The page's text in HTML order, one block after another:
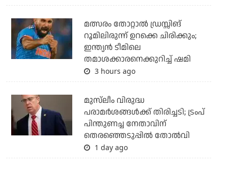
മത്സരം തോറ്റാല്‍ ഡ്രസ്സിങ്
റൂമിലിരുന്ന് ഉറക്കെ ചിരിക്കും;
ഇന്ത്യന്‍ ടീമിലെ
തമാശക്കാരനെക്കുറിച്ച് ഷമി
3 hours ago
മുസ്‌ലീം വിരുദ്ധ
പരാമര്‍ശങ്ങള്‍ക്ക് തിരിച്ചടി; ട്രംപ്
പിന്തുണച്ച നേതാവിന്
തെരഞ്ഞെടുപ്പില്‍ തോല്‍വി
1 day ago